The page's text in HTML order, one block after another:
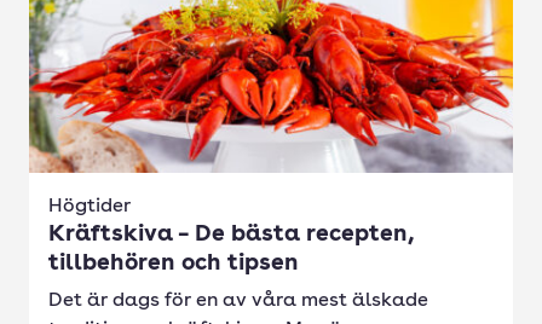
Högtider
Kräftskiva – De bästa recepten,
tillbehören och tipsen
Det är dags för en av våra mest älskade